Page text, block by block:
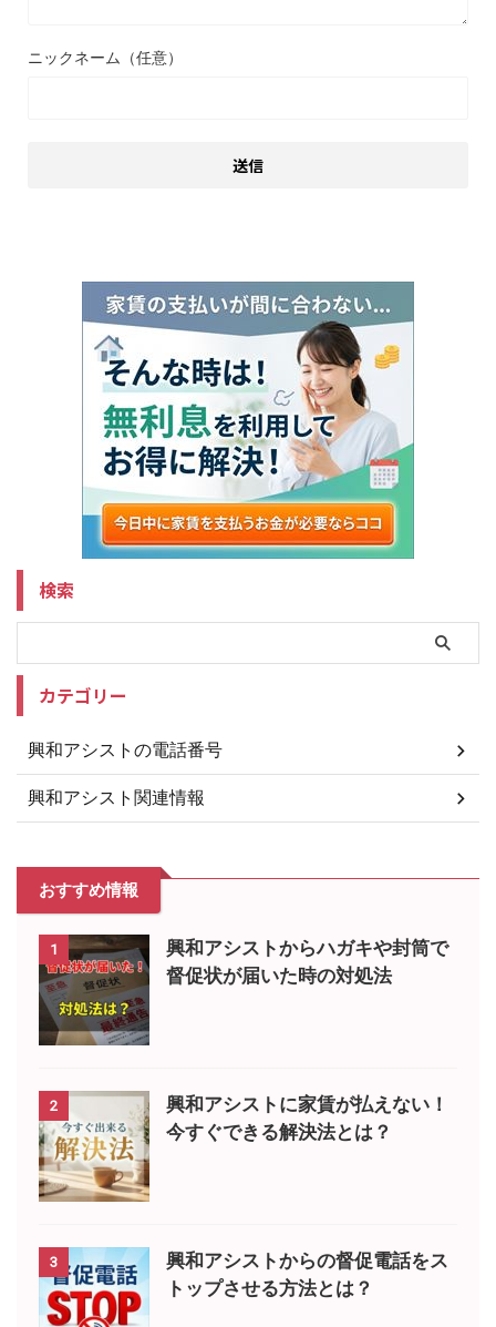
ニックネーム（任意）
検索
カテゴリー
興和アシストの電話番号
興和アシスト関連情報
おすすめ情報
1
興和アシストからハガキや封筒で
督促状が届いた時の対処法
2
興和アシストに家賃が払えない！
今すぐできる解決法とは？
3
興和アシストからの督促電話をス
トップさせる方法とは？